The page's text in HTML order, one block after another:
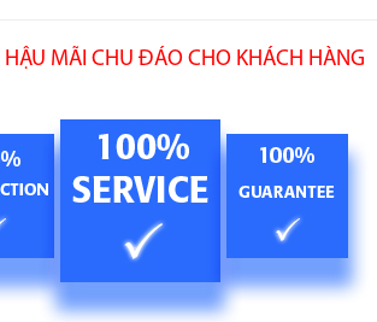
HẬU MÃI CHU ĐÁO CHO KHÁCH HÀNG